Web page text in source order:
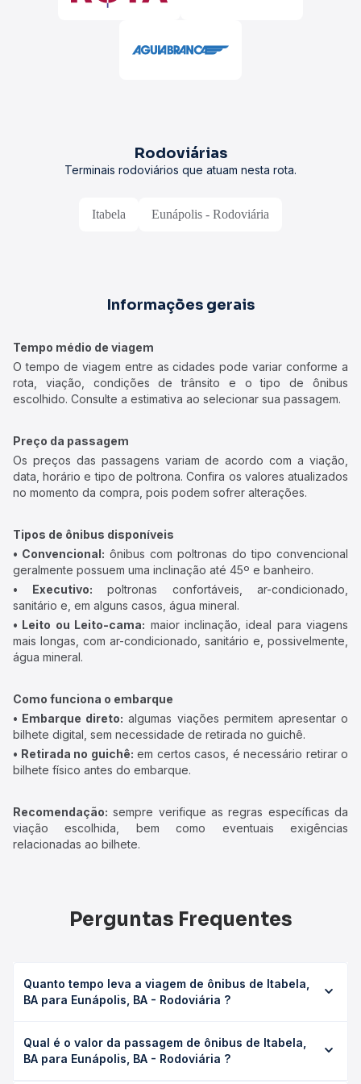
Rodoviárias
Terminais rodoviários que atuam nesta rota.
Itabela Eunápolis - Rodoviária
Informações gerais
Tempo médio de viagem
O tempo de viagem entre as cidades pode variar conforme a
rota, viação, condições de trânsito e o tipo de ônibus
escolhido. Consulte a estimativa ao selecionar sua passagem.
Preço da passagem
Os preços das passagens variam de acordo com a viação,
data, horário e tipo de poltrona. Confira os valores atualizados
no momento da compra, pois podem sofrer alterações.
Tipos de ônibus disponíveis
• Convencional: ônibus com poltronas do tipo convencional
geralmente possuem uma inclinação até 45º e banheiro.
• Executivo: poltronas confortáveis, ar-condicionado,
sanitário e, em alguns casos, água mineral.
• Leito ou Leito-cama: maior inclinação, ideal para viagens
mais longas, com ar-condicionado, sanitário e, possivelmente,
água mineral.
Como funciona o embarque
• Embarque direto: algumas viações permitem apresentar o
bilhete digital, sem necessidade de retirada no guichê.
• Retirada no guichê: em certos casos, é necessário retirar o
bilhete físico antes do embarque.
Recomendação: sempre verifique as regras específicas da
viação escolhida, bem como eventuais exigências
relacionadas ao bilhete.
Perguntas Frequentes
Quanto tempo leva a viagem de ônibus de Itabela,
BA para Eunápolis, BA - Rodoviária ?
Rodoviária leva em média 0 horas, podendo variar
conforme a viação, o tipo de serviço (convencional,
Qual é o valor da passagem de ônibus de Itabela,
BA para Eunápolis, BA - Rodoviária ?